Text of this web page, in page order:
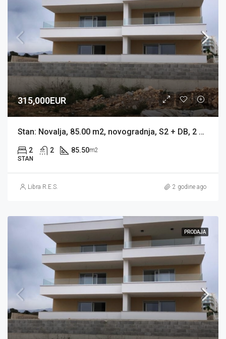
315,000EUR
Stan: Novalja, 85.00 m2, novogradnja, S2 + DB, 2 KUPAONICE, 1 PM, VRT (prodaja)
2 2 85.50m2
STAN
Libra R.E.S. 2 godine ago
PRODAJA